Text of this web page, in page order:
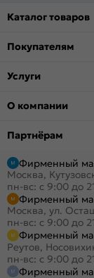
Каталог товаров
Покупателям
Услуги
О компании
Партнёрам
Фирменный
Москва,
пн-вс: с 9:00 до
Фирменный
Москва, ул.
пн-вс: с 9:00 до
Фирменный
Реутов,
пн-вс: с 9:00 до
Фирменный